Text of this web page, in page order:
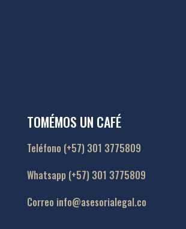
TOMÉMOS UN CAFÉ
Teléfono (+57) 301 3775809
Whatsapp (+57) 301 3775809
Correo info@asesorialegal.co